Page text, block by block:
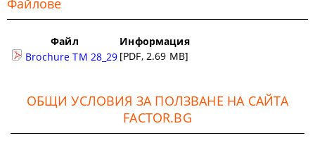
Файлове
Файл
Информация
Brochure TM 28_29 [PDF, 2.69 MB]
ОБЩИ УСЛОВИЯ ЗА ПОЛЗВАНЕ НА САЙТА
FACTOR.BG